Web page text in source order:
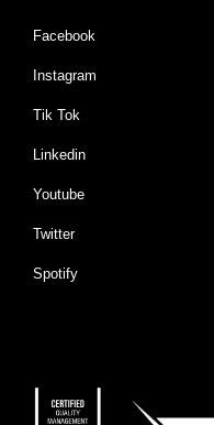
Facebook
Instagram
Tik Tok
Linkedin
Youtube
Twitter
Spotify